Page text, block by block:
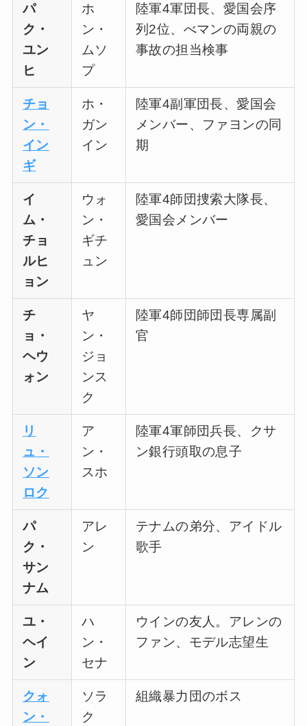
パ
ク・
ユン
ヒ
ホ
ン・
ムソ
プ
陸軍4軍団長、愛国会序
列2位、べマンの両親の
事故の担当検事
チョ
ン・
イン
ギ
ホ・
ガン
イン
陸軍4副軍団長、愛国会
メンバー、ファヨンの同
期
イ
ム・
チョ
ルヒ
ョン
ウォ
ン・
ギチ
ュン
陸軍4師団捜索大隊長、
愛国会メンバー
チ
ョ・
ヘウ
ォン
ヤ
ン・
ジョ
ンス
ク
陸軍4師団師団長専属副
官
リ
ュ・
ソン
ロク
ア
ン・
スホ
陸軍4軍師団兵長、クサ
ン銀行頭取の息子
パ
ク・
サン
ナム
アレ
ン
テナムの弟分、アイドル
歌手
ユ・
ヘイ
ン
ハ
ン・
セナ
ウインの友人。アレンの
ファン、モデル志望生
クォ
ン・
ソラ
ク
組織暴力団のボス